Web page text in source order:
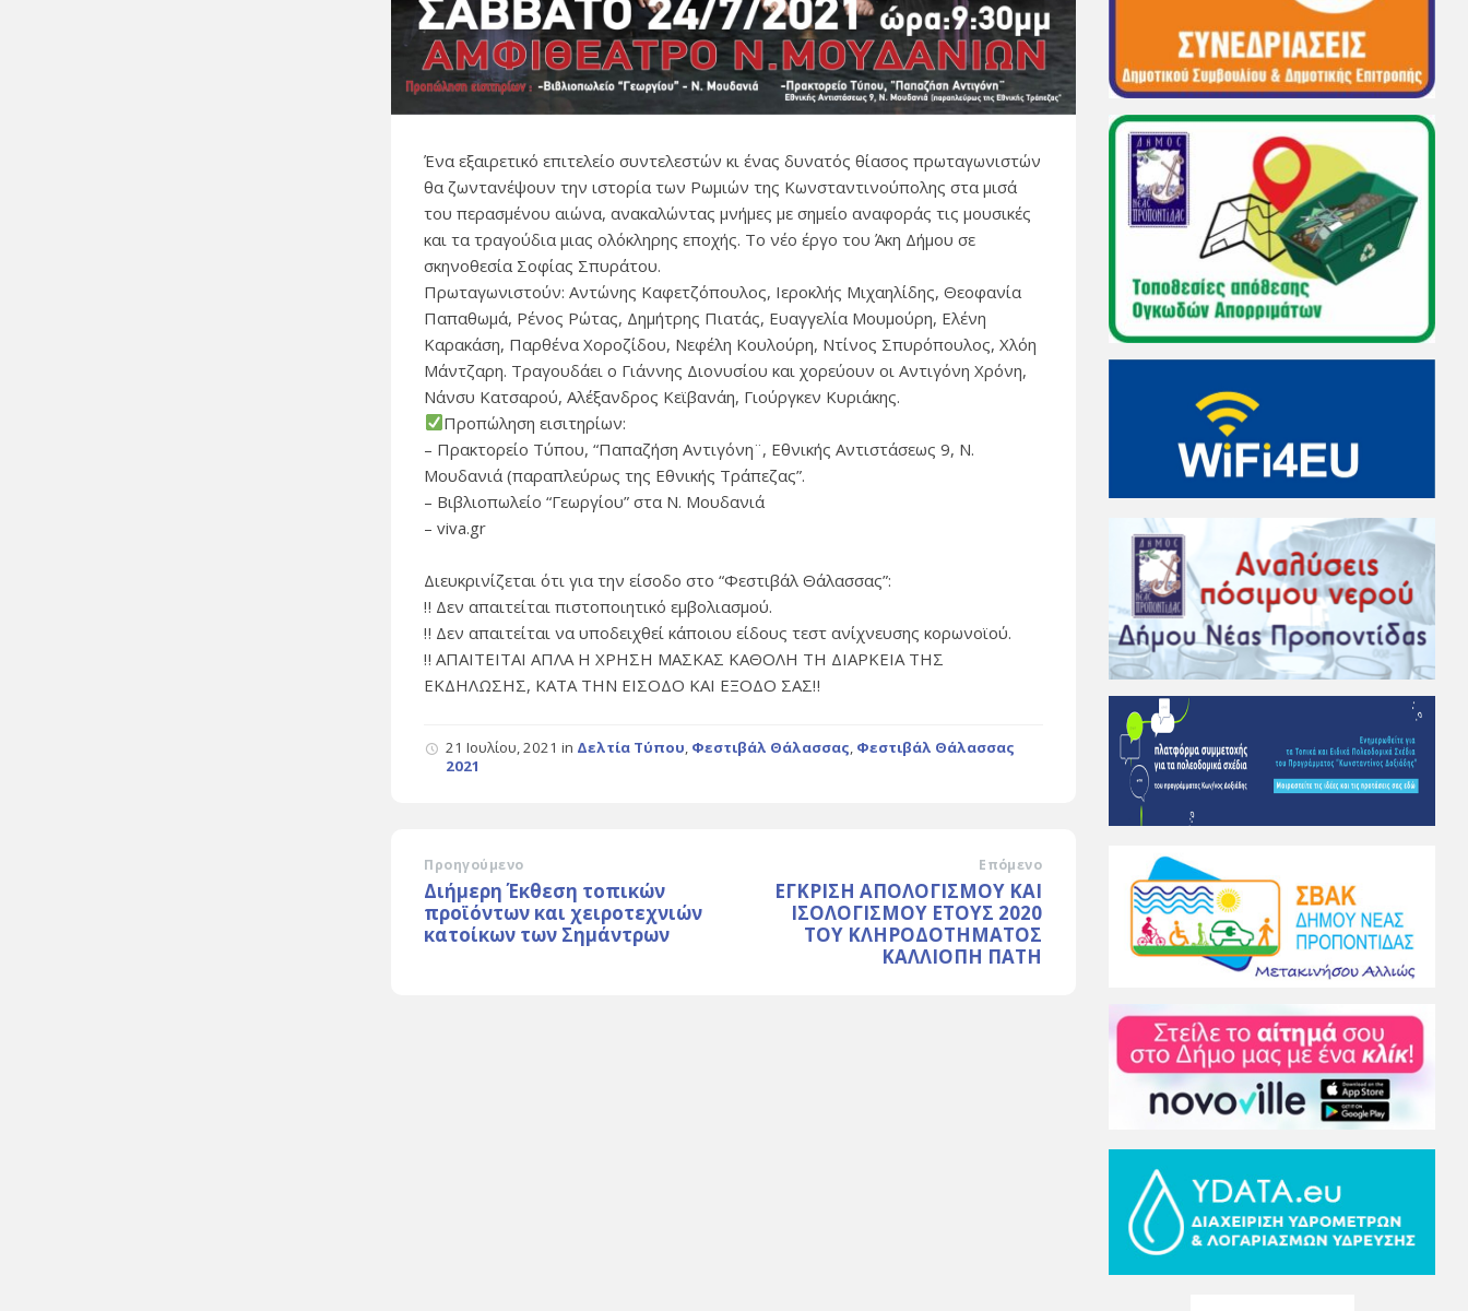
Ένα εξαιρετικό επιτελείο συντελεστών κι ένας δυνατός θίασος πρωταγωνιστών
θα ζωντανέψουν την ιστορία των Ρωμιών της Κωνσταντινούπολης στα μισά
του περασμένου αιώνα, ανακαλώντας μνήμες με σημείο αναφοράς τις μουσικές
και τα τραγούδια μιας ολόκληρης εποχής. Το νέο έργο του Άκη Δήμου σε
σκηνοθεσία Σοφίας Σπυράτου.
Πρωταγωνιστούν: Αντώνης Καφετζόπουλος, Ιεροκλής Μιχαηλίδης, Θεοφανία
Παπαθωμά, Ρένος Ρώτας, Δημήτρης Πιατάς, Ευαγγελία Μουμούρη, Ελένη
Καρακάση, Παρθένα Χοροζίδου, Νεφέλη Κουλούρη, Ντίνος Σπυρόπουλος, Χλόη
Μάντζαρη. Τραγουδάει ο Γιάννης Διονυσίου και χορεύουν οι Αντιγόνη Χρόνη,
Νάνσυ Κατσαρού, Αλέξανδρος Κεϊβανάη, Γιούργκεν Κυριάκης.
Προπώληση εισιτηρίων:
– Πρακτορείο Τύπου, “Παπαζήση Αντιγόνη¨, Εθνικής Αντιστάσεως 9, Ν.
Μουδανιά (παραπλεύρως της Εθνικής Τράπεζας”.
– Βιβλιοπωλείο “Γεωργίου” στα Ν. Μουδανιά
– viva.gr
Διευκρινίζεται ότι για την είσοδο στο “Φεστιβάλ Θάλασσας”:
‼ Δεν απαιτείται πιστοποιητικό εμβολιασμού.
‼ Δεν απαιτείται να υποδειχθεί κάποιου είδους τεστ ανίχνευσης κορωνοϊού.
‼ ΑΠΑΙΤΕΙΤΑΙ ΑΠΛΑ Η ΧΡΗΣΗ ΜΑΣΚΑΣ ΚΑΘΟΛΗ ΤΗ ΔΙΑΡΚΕΙΑ ΤΗΣ
ΕΚΔΗΛΩΣΗΣ, ΚΑΤΑ ΤΗΝ ΕΙΣΟΔΟ ΚΑΙ ΕΞΟΔΟ ΣΑΣ‼
21 Ιουλίου, 2021in Δελτία Τύπου, Φεστιβάλ Θάλασσας, Φεστιβάλ Θάλασσας
2021
Προηγούμενο
Διήμερη Έκθεση τοπικών
προϊόντων και χειροτεχνιών
κατοίκων των Σημάντρων
Επόμενο
ΕΓΚΡΙΣΗ ΑΠΟΛΟΓΙΣΜΟΥ ΚΑΙ
ΙΣΟΛΟΓΙΣΜΟΥ ΕΤΟΥΣ 2020
ΤΟΥ ΚΛΗΡΟΔΟΤΗΜΑΤΟΣ
ΚΑΛΛΙΟΠΗ ΠΑΤΗ